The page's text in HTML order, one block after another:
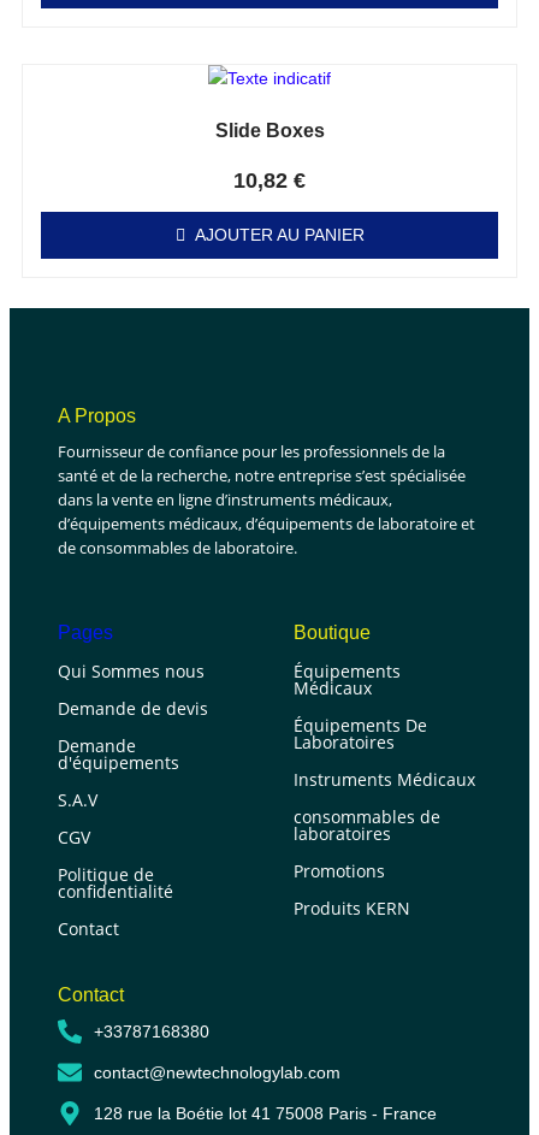
Slide Boxes
10,82 €
AJOUTER AU PANIER
A Propos
Fournisseur de confiance pour les professionnels de la
santé et de la recherche, notre entreprise s’est spécialisée
dans la vente en ligne d’instruments médicaux,
d’équipements médicaux, d’équipements de laboratoire et
de consommables de laboratoire.
Pages
Qui Sommes nous
Demande de devis
Demande
d'équipements
S.A.V
CGV
Politique de
confidentialité
Contact
Boutique
Équipements
Médicaux
Équipements De
Laboratoires
Instruments Médicaux
consommables de
laboratoires
Promotions
Produits KERN
Contact
+33787168380
contact@newtechnologylab.com
128 rue la Boétie lot 41 75008 Paris - France